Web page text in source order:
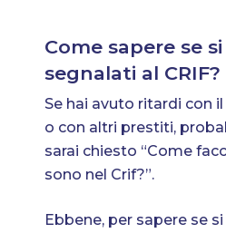
Come sapere se
segnalati al CRIF?
Se hai avuto ritardi con
o con altri prestiti,
sarai chiesto “Come
sono nel Crif?”.
Ebbene, per sapere se